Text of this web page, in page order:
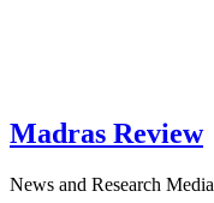
Madras Review
News and Research Media